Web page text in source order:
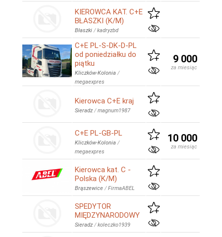
KIEROWCA KAT. C+E
BŁASZKI (K/M)
Błaszki /kadryzbd
C+E PL-S-DK-D-PL
od poniedziałku do
piątku
Kliczków-Kolonia /
megaexpres
9 000
za miesiąc
Kierowca C+E kraj
Sieradz /magnum1987
C+E PL-GB-PL
Kliczków-Kolonia /
megaexpres
10 000
za miesiąc
Kierowca kat. C -
Polska (K/M)
Brąszewice /FirmaABEL
SPEDYTOR
MIĘDZYNARODOWY
Sieradz /koleczko1939